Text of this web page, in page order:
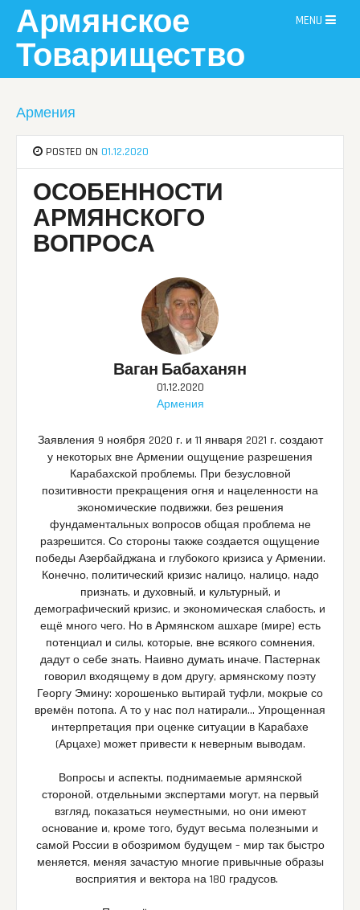
content
Армянское
Товарищество
MENU
Армения
POSTED ON 01.12.2020
ОСОБЕННОСТИ
АРМЯНСКОГО
ВОПРОСА
Ваган Бабаханян
01.12.2020
Армения
Заявления 9 ноября 2020 г. и 11 января 2021 г. создают
у некоторых вне Армении ощущение разрешения
Карабахской проблемы. При безусловной
позитивности прекращения огня и нацеленности на
экономические подвижки, без решения
фундаментальных вопросов общая проблема не
разрешится. Со стороны также создается ощущение
победы Азербайджана и глубокого кризиса у Армении.
Конечно, политический кризис налицо, налицо, надо
признать, и духовный, и культурный, и
демографический кризис, и экономическая слабость, и
ещё много чего. Но в Армянском ашхаре (мире) есть
потенциал и силы, которые, вне всякого сомнения,
дадут о себе знать. Наивно думать иначе. Пастернак
говорил входящему в дом другу, армянскому поэту
Георгу Эмину: хорошенько вытирай туфли, мокрые со
времён потопа. А то у нас пол натирали… Упрощенная
интерпретация при оценке ситуации в Карабахе
(Арцахе) может привести к неверным выводам.
Вопросы и аспекты, поднимаемые армянской
стороной, отдельными экспертами могут, на первый
взгляд, показаться неуместными, но они имеют
основание и, кроме того, будут весьма полезными и
самой России в обозримом будущем – мир так быстро
меняется, меняя зачастую многие привычные образы
восприятия и вектора на 180 градусов.